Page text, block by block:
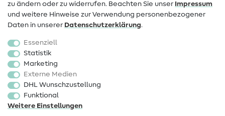
Stoffe
Sale
Schnittmuster
zu ändern oder zu widerrufen. Beachten Sie unser Impressum
und weitere Hinweise zur Verwendung personenbezogener
Daten in unserer Daten­schutz­erklärung.
Essenziell
Statistik
Marketing
Externe Medien
DHL Wunschzustellung
Funktional
Weitere Einstellungen